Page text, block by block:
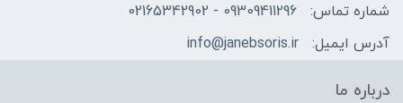
شماره تماس:
09309411296 - 02165342902
آدرس ایمیل:
info@janebsoris.ir
درباره ما